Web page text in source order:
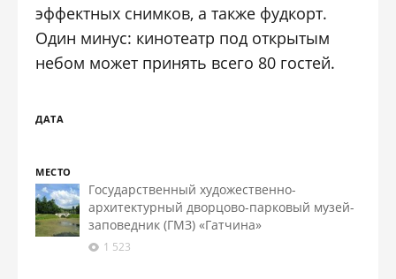
эффектных снимков, а также фудкорт.
Один минус: кинотеатр под открытым
небом может принять всего 80 гостей.
ДАТА
МЕСТО
Государственный художественно-
архитектурный дворцово-парковый музей-
заповедник (ГМЗ) «Гатчина»
1 523